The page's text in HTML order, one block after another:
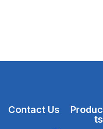
Produc
ts
Contact Us